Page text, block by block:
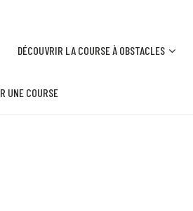
DÉCOUVRIR LA COURSE À OBSTACLES
UNE COURSE